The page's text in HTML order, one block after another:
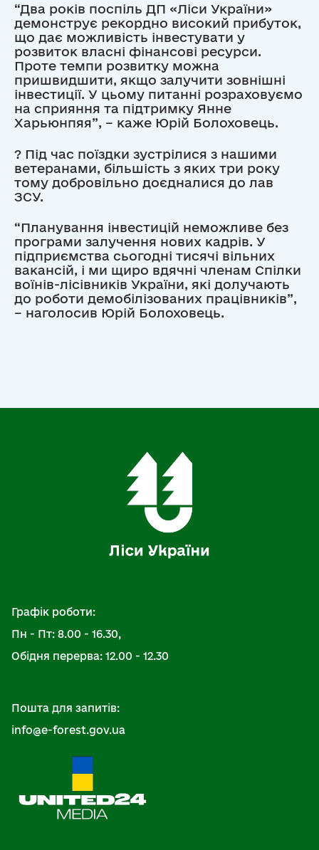
“Два років поспіль ДП «Ліси України»
демонструє рекордно високий прибуток,
що дає можливість інвестувати у
розвиток власні фінансові ресурси.
Проте темпи розвитку можна
пришвидшити, якщо залучити зовнішні
інвестиції. У цьому питанні розраховуємо
на сприяння та підтримку Янне
Харьюнпяя”, – каже Юрій Болоховець.
? Під час поїздки зустрілися з нашими
ветеранами, більшість з яких три року
тому добровільно доєдналися до лав
ЗСУ.
“Планування інвестицій неможливе без
програми залучення нових кадрів. У
підприємства сьогодні тисячі вільних
вакансій, і ми щиро вдячні членам Спілки
воїнів-лісівників України, які долучають
до роботи демобілізованих працівників”,
– наголосив Юрій Болоховець.
Графік роботи:
Пн - Пт: 8.00 - 16.30,
Обідня перерва: 12.00 - 12.30
Пошта для запитів:
info@e-forest.gov.ua